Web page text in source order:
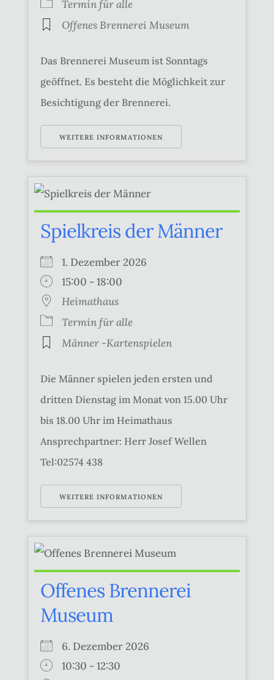
Termin für alle
Offenes Brennerei Museum
Das Brennerei Museum ist Sonntags
geöffnet. Es besteht die Möglichkeit zur
Besichtigung der Brennerei.
WEITERE INFORMATIONEN
Spielkreis der Männer
1. Dezember 2026
15:00 - 18:00
Heimathaus
Termin für alle
Männer -Kartenspielen
Die Männer spielen jeden ersten und
dritten Dienstag im Monat von 15.00 Uhr
bis 18.00 Uhr im Heimathaus
Ansprechpartner: Herr Josef Wellen
Tel:02574 438
WEITERE INFORMATIONEN
Offenes Brennerei
Museum
6. Dezember 2026
10:30 - 12:30